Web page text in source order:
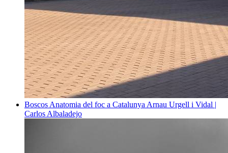
Boscos Anatomia del foc a Catalunya Arnau Urgell i Vidal |
Carlos Albaladejo